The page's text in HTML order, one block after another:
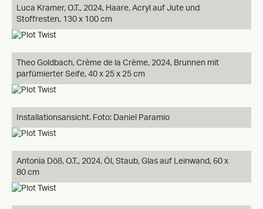
Luca Kramer, O.T., 2024, Haare, Acryl auf Jute und
Stoffresten, 130 x 100 cm
Theo Goldbach, Crème de la Crème, 2024, Brunnen mit
parfümierter Seife, 40 x 25 x 25 cm
Installationsansicht. Foto: Daniel Paramio
Antonia Döß, O.T., 2024, Öl, Staub, Glas auf Leinwand, 60 x
80 cm